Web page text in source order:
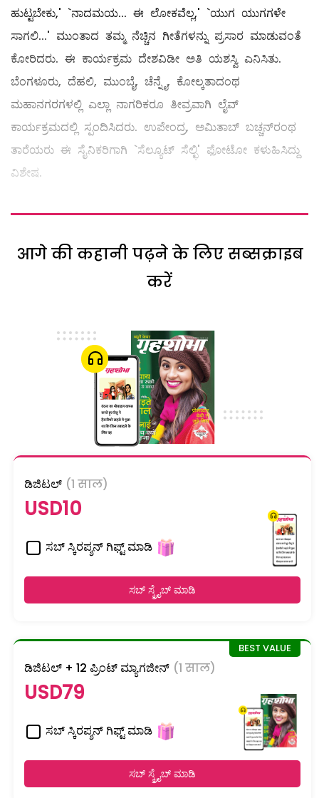
ಹುಟ್ಟಬೇಕು,' `ನಾದಮಯ... ಈ ಲೋಕವೆಲ್ಲ,' `ಯುಗ ಯುಗಗಳೇ
ಸಾಗಲಿ...' ಮುಂತಾದ ತಮ್ಮ ನೆಚ್ಚಿನ ಗೀತೆಗಳನ್ನು ಪ್ರಸಾರ ಮಾಡುವಂತೆ
ಕೋರಿದರು. ಈ ಕಾರ್ಯಕ್ರಮ ದೇಶವಿಡೀ ಅತಿ ಯಶಸ್ವಿ ಎನಿಸಿತು.
ಬೆಂಗಳೂರು, ದೆಹಲಿ, ಮುಂಬೈ, ಚೆನ್ನೈ, ಕೋಲ್ಕತಾದಂಥ
ಮಹಾನಗರಗಳಲ್ಲಿ ಎಲ್ಲಾ ನಾಗರಿಕರೂ ತೀವ್ರವಾಗಿ ಲೈವ್‌
ಕಾರ್ಯಕ್ರಮದಲ್ಲಿ ಸ್ಪಂದಿಸಿದರು. ಉಪೇಂದ್ರ, ಅಮಿತಾಬ್ ಬಚ್ಚನ್‌ರಂಥ
ತಾರೆಯರು ಈ ಸೈನಿಕರಿಗಾಗಿ `ಸೆಲ್ಯೂಟ್‌ ಸೆಲ್ಛಿ' ಫೋಟೋ ಕಳುಹಿಸಿದ್ದು
ವಿಶೇಷ.
आगे की कहानी पढ़ने के लिए सब्सक्राइब
करें
ಡಿಜಿಟಲ್ (1 साल)
USD10
ಸಬ್ ಸ್ಕಿರಪ್ಶನ್ ಗಿಫ್ಟ್ ಮಾಡಿ
ಸಬ್ ಸ್ಕ್ರೈಬ್ ಮಾಡಿ
ಡಿಜಿಟಲ್ + 12 ಪ್ರಿಂಟ್ ಮ್ಯಾಗಜೀನ್ (1 साल)
USD79
ಸಬ್ ಸ್ಕಿರಪ್ಶನ್ ಗಿಫ್ಟ್ ಮಾಡಿ
ಸಬ್ ಸ್ಕ್ರೈಬ್ ಮಾಡಿ